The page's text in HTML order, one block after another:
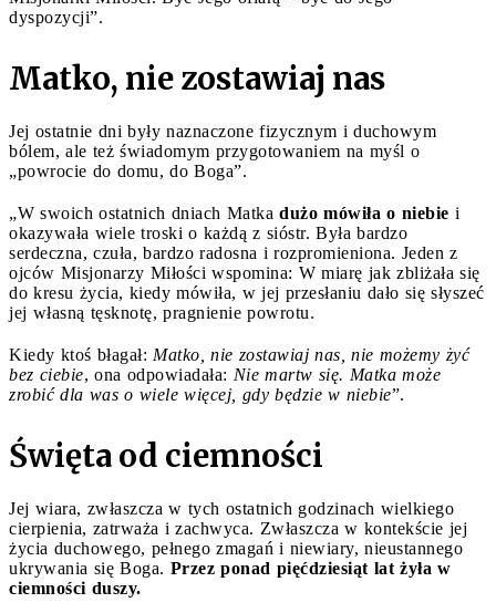
dyspozycji”.
Matko, nie zostawiaj nas
Jej ostatnie dni były naznaczone fizycznym i duchowym
bólem, ale też świadomym przygotowaniem na myśl o
„powrocie do domu, do Boga”.
„W swoich ostatnich dniach Matka dużo mówiła o niebie i
okazywała wiele troski o każdą z sióstr. Była bardzo
serdeczna, czuła, bardzo radosna i rozpromieniona. Jeden z
ojców Misjonarzy Miłości wspomina: W miarę jak zbliżała się
do kresu życia, kiedy mówiła, w jej przesłaniu dało się słyszeć
jej własną tęsknotę, pragnienie powrotu.
Kiedy ktoś błagał: Matko, nie zostawiaj nas, nie możemy żyć
bez ciebie, ona odpowiadała: Nie martw się. Matka może
zrobić dla was o wiele więcej, gdy będzie w niebie”.
Święta od ciemności
Jej wiara, zwłaszcza w tych ostatnich godzinach wielkiego
cierpienia, zatrważa i zachwyca. Zwłaszcza w kontekście jej
życia duchowego, pełnego zmagań i niewiary, nieustannego
ukrywania się Boga. Przez ponad pięćdziesiąt lat żyła w
ciemności duszy.